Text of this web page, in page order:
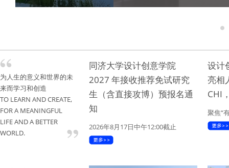
1
为人生的意义和世界的未
来而学习和创造
TO LEARN AND CREATE,
FOR A MEANINGFUL
LIFE AND A BETTER
WORLD.
同济大学设计创意学院
2027 年接收推荐免试研究
生（含直接攻博）预报名通
知
2026年8月17日中午12:00截止
设计
亮相
CHI
聚焦“